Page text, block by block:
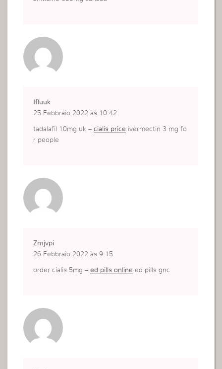
Ifluuk
25 Febbraio 2022 às 10:42
tadalafil 10mg uk –cialis price ivermectin 3 mg fo
r people
Zmjvpi
26 Febbraio 2022 às 9:15
order cialis 5mg –ed pills online ed pills gnc